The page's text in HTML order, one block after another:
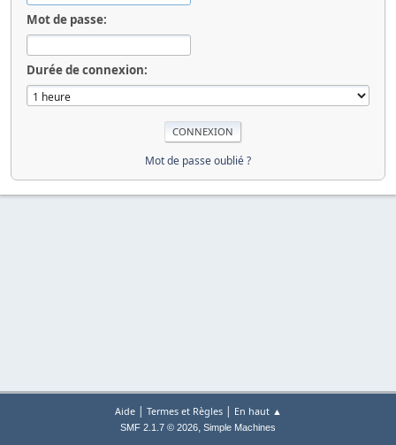
Mot de passe:
Durée de connexion:
Mot de passe oublié ?
Aide| Termes et Règles| En haut ▲
SMF 2.1.7 © 2026, Simple Machines